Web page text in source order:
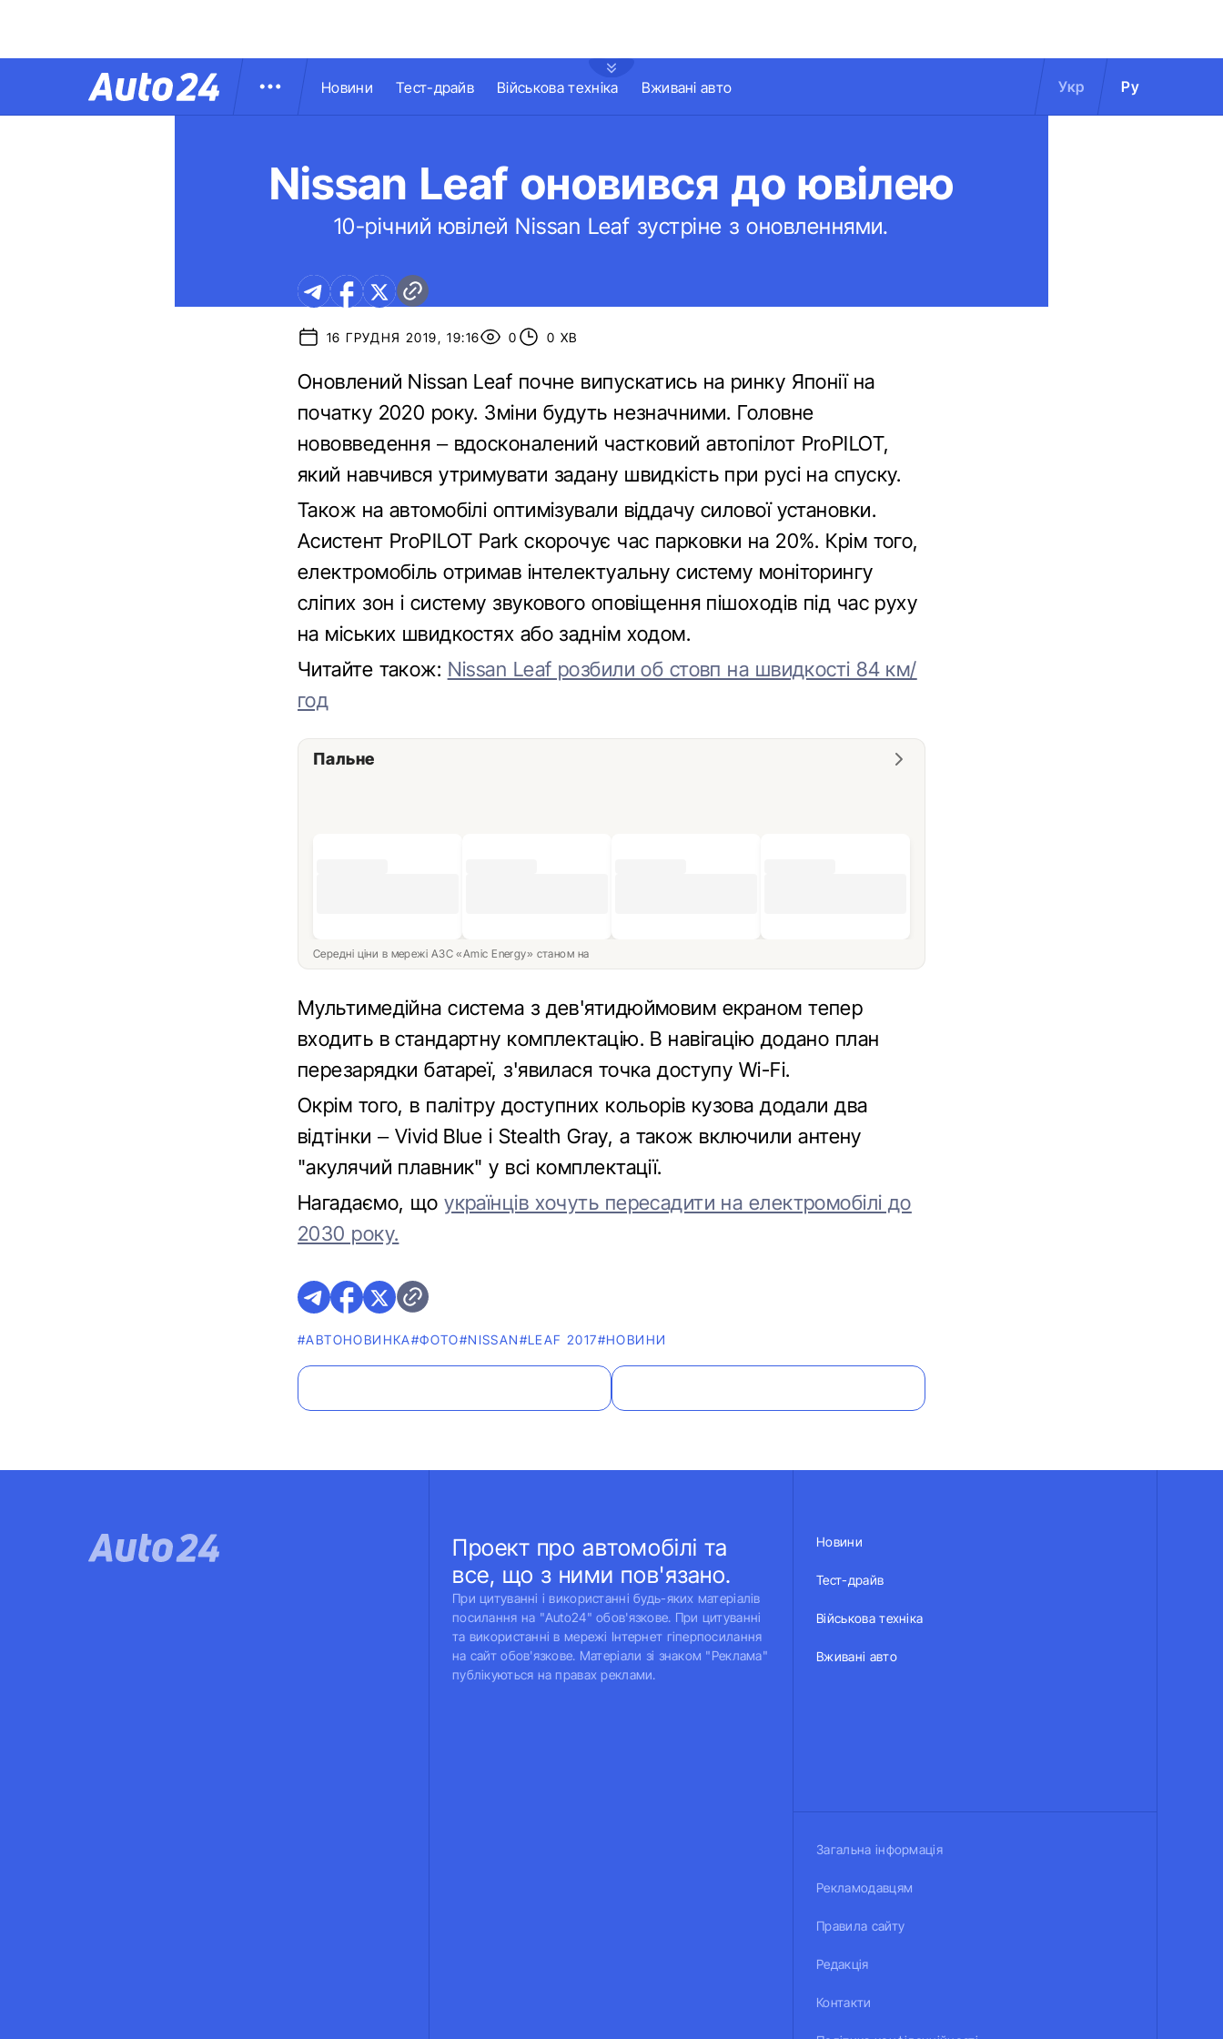
Новини Тест-драйв Військова техніка Вживані авто Укр Ру
Nissan Leaf оновився до ювілею
10-річний ювілей Nissan Leaf зустріне з оновленнями.
16 ГРУДНЯ 2019, 19:16 0 0 ХВ
Оновлений Nissan Leaf почне випускатись на ринку Японії на
початку 2020 року. Зміни будуть незначними. Головне
нововведення – вдосконалений частковий автопілот ProPILOT,
який навчився утримувати задану швидкість при русі на спуску.
Також на автомобілі оптимізували віддачу силової установки.
Асистент ProPILOT Park скорочує час парковки на 20%. Крім того,
електромобіль отримав інтелектуальну систему моніторингу
сліпих зон і систему звукового оповіщення пішоходів під час руху
на міських швидкостях або заднім ходом.
Читайте також: Nissan Leaf розбили об стовп на швидкості 84 км/
год
Пальне
Середні ціни в мережі АЗС «Amic Energy» станом на
Мультимедійна система з дев'ятидюймовим екраном тепер
входить в стандартну комплектацію. В навігацію додано план
перезарядки батареї, з'явилася точка доступу Wi-Fi.
Окрім того, в палітру доступних кольорів кузова додали два
відтінки – Vivid Blue і Stealth Gray, а також включили антену
"акулячий плавник" у всі комплектації.
Нагадаємо, щоукраїнців хочуть пересадити на електромобілі до
2030 року.
#АВТОНОВИНКА#ФОТО#NISSAN#LEAF 2017#НОВИНИ
Проект про автомобілі та
все, що з ними пов'язано.
При цитуванні і використанні будь-яких матеріалів
посилання на "Auto24" обов'язкове. При цитуванні
та використанні в мережі Інтернет гіперпосилання
на сайт обов'язкове. Матеріали зі знаком "Реклама"
публікуються на правах реклами.
Новини
Тест-драйв
Військова техніка
Вживані авто
Загальна інформація
Рекламодавцям
Правила сайту
Редакція
Контакти